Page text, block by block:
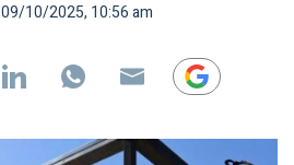
09/10/2025, 10:56 am